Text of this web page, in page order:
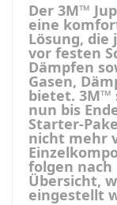
Der 3M™
eine
Lösung, die
vor festen
Dämpfen
Gasen,
bietet. 3M™
nun bis
Starter-
nicht mehr
folgen nach
Übersicht,
eingestellt